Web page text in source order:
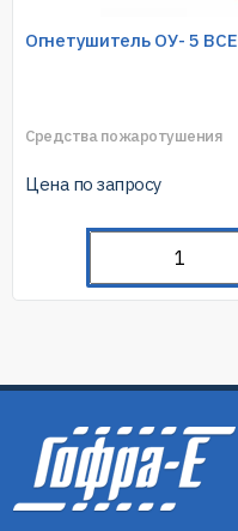
Огнетушитель ОУ- 5 BCE
Средства пожаротушения
Цена по запросу